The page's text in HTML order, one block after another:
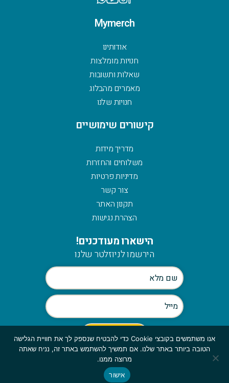
Mymerch
אודותינו
חנויות מומלצות
שאלות ותשובות
מאמרים מהבלוג
חנויות שלנו
קישורים שימושיים
מדריך מידות
משלוחים והחזרות
מדיניות פרטיות
צור קשר
תקנון האתר
הצהרת נגישות
הישארו מעודכנים!
הירשמו לניוזלטר שלנו
Scroll
to
אנו משתמשים בקובצי Cookie כדי להבטיח שנספק לך את חוויית הגלישה
הטובה ביותר באתר שלנו. אם תמשיך להשתמש באתר זה, נניח שאתה
מרוצה ממנו.
אישור